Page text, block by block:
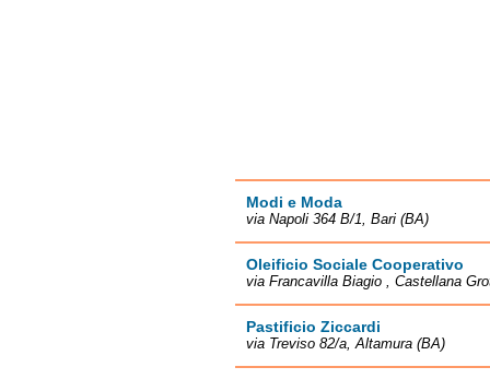
Modi e Moda
via Napoli 364 B/1, Bari (BA)
Oleificio Sociale Cooperativo
via Francavilla Biagio , Castellana
Pastificio Ziccardi
via Treviso 82/a, Altamura (BA)